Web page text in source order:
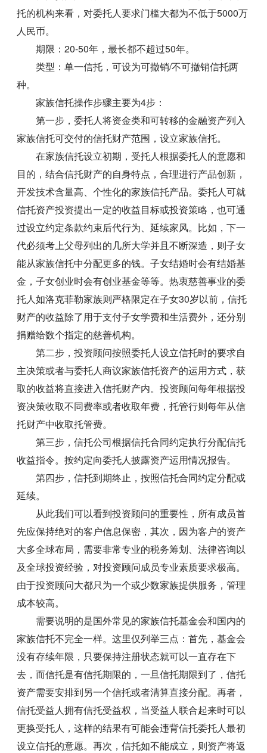
托的机构来看，对委托人要求门槛大都为不低于5000万
人民币。
期限：20-50年，最长都不超过50年。
类型：单一信托，可设为可撤销/不可撤销信托两
种。
家族信托操作步骤主要为4步：
第一步，委托人将资金类和可转移的金融资产列入
家族信托可交付的信托财产范围，设立家族信托。
在家族信托设立初期，受托人根据委托人的意愿和
目的，结合信托财产的自身特点，合理进行产品创新，
开发技术含量高、个性化的家族信托产品。委托人可就
信托资产投资提出一定的收益目标或投资策略，也可通
过设立约定条款约束后代行为、延续家风。比如，下一
代必须考上父母列出的几所大学并且不断深造，则子女
能从家族信托中分配更多的钱。子女结婚时会有结婚基
金，子女创业时会有创业基金等等。热衷慈善事业的委
托人如洛克菲勒家族则严格限定在子女30岁以前，信托
财产的收益除了用于支付子女学费和生活费外，还分别
捐赠给数个指定的慈善机构。
第二步，投资顾问按照委托人设立信托时的要求自
主决策或者与委托人商议家族信托资产的运用方式，获
取的收益将直接进入信托财产内。投资顾问每年根据投
资决策收取不同费率或者收取年费，托管行则每年从信
托财产中收取托管费。
第三步，信托公司根据信托合同约定执行分配信托
收益指令。按约定向委托人披露资产运用情况报告。
第四步，信托到期终止，按照信托合同约定分配或
延续。
从此我们可以看到投资顾问的重要性，所有成员首
先应保持绝对的客户信息保密，其次，因为客户的资产
大多全球布局，需要非常专业的税务筹划、法律咨询以
及全球投资经验，对投资顾问成员专业素质要求极高。
由于投资顾问大都只为一个或少数家族提供服务，管理
成本较高。
需要说明的是国外常见的家族信托基金会和国内的
家族信托不完全一样。这里仅列举三点：首先，基金会
没有存续年限，只要保持注册状态就可以一直存在下
去，而信托是有信托期限的，一旦信托期限到了，信托
资产需要安排到另一个信托或者清算直接分配。再者，
信托受益人拥有信托受益权，当受益人联合起来时可以
更换受托人，这样的结果有可能会违背信托委托人最初
设立信托的意愿。再次，信托如不能成立，则资产将返